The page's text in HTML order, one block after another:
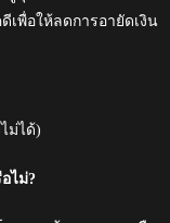
พื่อให้ลดการอายัดเงิน
ม่ได้)
ไม่?